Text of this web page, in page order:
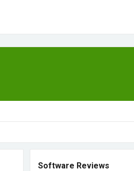
Software Reviews